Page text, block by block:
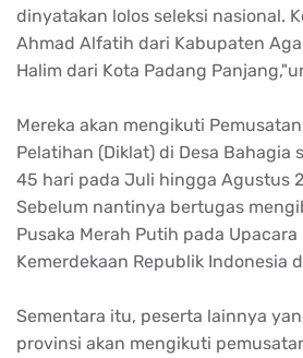
dinyatakan lolos seleksi nasional.
Ahmad Alfatih dari Kabupaten
Halim dari Kota Padang
Mereka akan mengikuti
Pelatihan (Diklat) di Desa Bahagia
45 hari pada Juli hingga Agustus
Sebelum nantinya bertugas
Pusaka Merah Putih pada
Kemerdekaan Republik Indonesia
Sementara itu, peserta lainnya
provinsi akan mengikuti